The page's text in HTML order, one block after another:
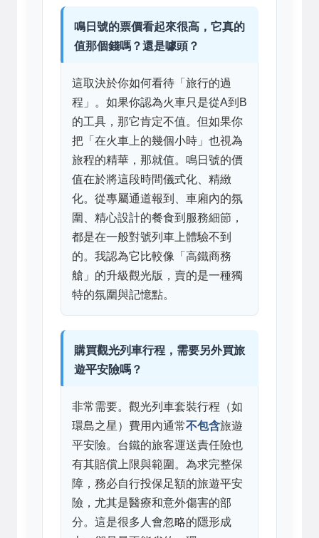
鳴日號的票價看起來很高，它真的
值那個錢嗎？還是噱頭？
這取決於你如何看待「旅行的過
程」。如果你認為火車只是從A到B
的工具，那它肯定不值。但如果你
把「在火車上的幾個小時」也視為
旅程的精華，那就值。鳴日號的價
值在於將這段時間儀式化、精緻
化。從專屬通道報到、車廂內的氛
圍、精心設計的餐食到服務細節，
都是在一般對號列車上體驗不到
的。我認為它比較像「高鐵商務
艙」的升級觀光版，賣的是一種獨
特的氛圍與記憶點。
購買觀光列車行程，需要另外買旅
遊平安險嗎？
非常需要。觀光列車套裝行程（如
環島之星）費用內通常不包含旅遊
平安險。台鐵的旅客運送責任險也
有其賠償上限與範圍。為求完整保
障，務必自行投保足額的旅遊平安
險，尤其是醫療和意外傷害的部
分。這是很多人會忽略的隱形成